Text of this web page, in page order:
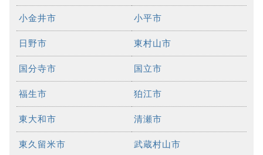
小金井市 小平市
日野市 東村山市
国分寺市 国立市
福生市 狛江市
東大和市 清瀬市
東久留米市 武蔵村山市